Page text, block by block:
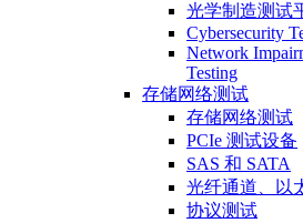
光学制造测试
Cybersecurity
Network
Testing
存储网络测试
存储网络测试
PCIe 测试设备
SAS 和 SATA
光纤通道、以
协议测试